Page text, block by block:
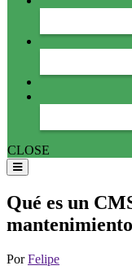
CLOSE
Qué es un
mantenimiento
PorFelipe